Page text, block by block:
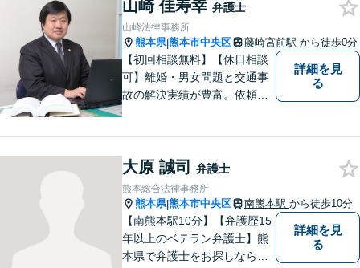
い！
山崎 佳寿幸 弁護士
山崎法律事務所
熊本県|熊本市中央区 藤崎宮前駅 から徒歩0分
【初回相談無料】【休日相談
可】離婚・男女問題と交通事
故の解決実績が豊富。依頼者
ださい。【熊本市中心部】地
域に密着した町医者みたいな
弁護士です。
詳細を見
る
大原 誠司 弁護士
熊本総合法律事務所
熊本県|熊本市中央区 南熊本駅 から徒歩10分
【南熊本駅10分】【弁護歴15
年以上のベテラン弁護士】熊
本県で弁護士をお探しなら、
詳細を見
る